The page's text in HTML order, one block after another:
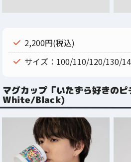
2,200円(税込)
サイズ：100/110/120/130/
マグカップ「いたずら好きのピ
White/Black)